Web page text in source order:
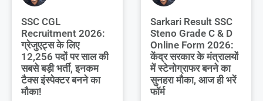
SSC CGL
Recruitment 2026:
ग्रेजुएट्स के लिए
12,256 पदों पर साल की
सबसे बड़ी भर्ती, इनकम
टैक्स इंस्पेक्टर बनने का
मौका!
Sarkari Result SSC
Steno Grade C & D
Online Form 2026:
केंद्र सरकार के मंत्रालयों
में स्टेनोग्राफर बनने का
सुनहरा मौका, आज ही भरें
फॉर्म